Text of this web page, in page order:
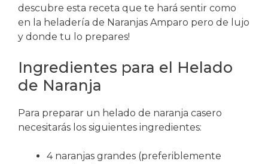
descubre esta receta que te hará sentir como
en la heladería de Naranjas Amparo pero de lujo
y donde tu lo prepares!
Ingredientes para el Helado
de Naranja
Para preparar un helado de naranja casero
necesitarás los siguientes ingredientes:
4 naranjas grandes (preferiblemente